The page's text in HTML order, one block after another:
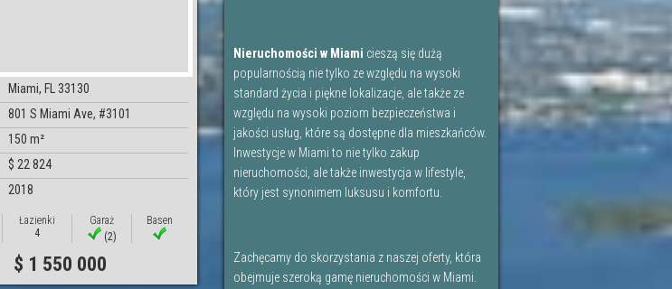
Nieruchomości w Miami cieszą się dużą
popularnością nie tylko ze względu na wysoki
standard życia i piękne lokalizacje, ale także ze
względu na wysoki poziom bezpieczeństwa i
jakości usług, które są dostępne dla mieszkańców.
Inwestycje w Miami to nie tylko zakup
nieruchomości, ale także inwestycja w lifestyle,
który jest synonimem luksusu i komfortu.
Zachęcamy do skorzystania z naszej oferty, która
obejmuje szeroką gamę nieruchomości w Miami.
Miami, FL 33130
801 S Miami Ave, #3101
150 m²
$ 22 824
2018
Łazienki
4
Garaż
(2)
Basen
$ 1 550 000